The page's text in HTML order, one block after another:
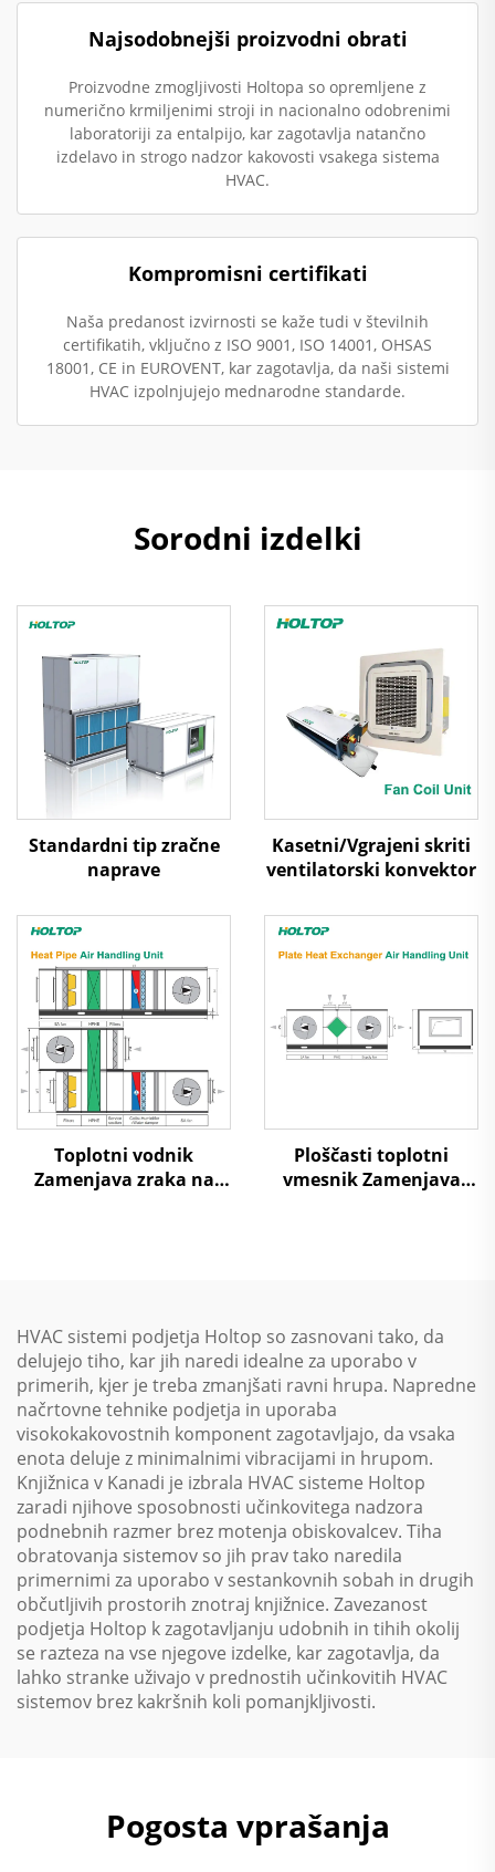
Najsodobnejši proizvodni obrati
Proizvodne zmogljivosti Holtopa so opremljene z
numerično krmiljenimi stroji in nacionalno odobrenimi
laboratoriji za entalpijo, kar zagotavlja natančno
izdelavo in strogo nadzor kakovosti vsakega sistema
HVAC.
Kompromisni certifikati
Naša predanost izvirnosti se kaže tudi v številnih
certifikatih, vključno z ISO 9001, ISO 14001, OHSAS
18001, CE in EUROVENT, kar zagotavlja, da naši sistemi
HVAC izpolnjujejo mednarodne standarde.
Sorodni izdelki
Standardni tip zračne
naprave
Kasetni/Vgrajeni skriti
ventilatorski konvektor
Toplotni vodnik
Zamenjava zraka na
Ploščasti toplotni
vmesnik Zamenjava
HVAC sistemi podjetja Holtop so zasnovani tako, da
delujejo tiho, kar jih naredi idealne za uporabo v
primerih, kjer je treba zmanjšati ravni hrupa. Napredne
načrtovne tehnike podjetja in uporaba
visokokakovostnih komponent zagotavljajo, da vsaka
enota deluje z minimalnimi vibracijami in hrupom.
Knjižnica v Kanadi je izbrala HVAC sisteme Holtop
zaradi njihove sposobnosti učinkovitega nadzora
podnebnih razmer brez motenja obiskovalcev. Tiha
obratovanja sistemov so jih prav tako naredila
primernimi za uporabo v sestankovnih sobah in drugih
občutljivih prostorih znotraj knjižnice. Zavezanost
podjetja Holtop k zagotavljanju udobnih in tihih okolij
se razteza na vse njegove izdelke, kar zagotavlja, da
lahko stranke uživajo v prednostih učinkovitih HVAC
sistemov brez kakršnih koli pomanjkljivosti.
Pogosta vprašanja